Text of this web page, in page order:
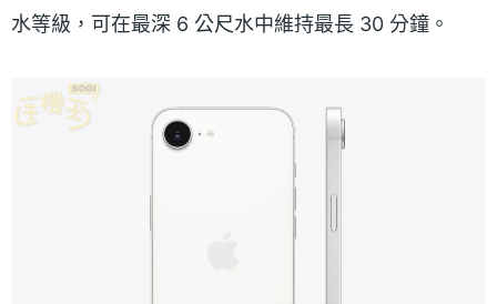
水等級，可在最深 6 公尺水中維持最長 30 分鐘。